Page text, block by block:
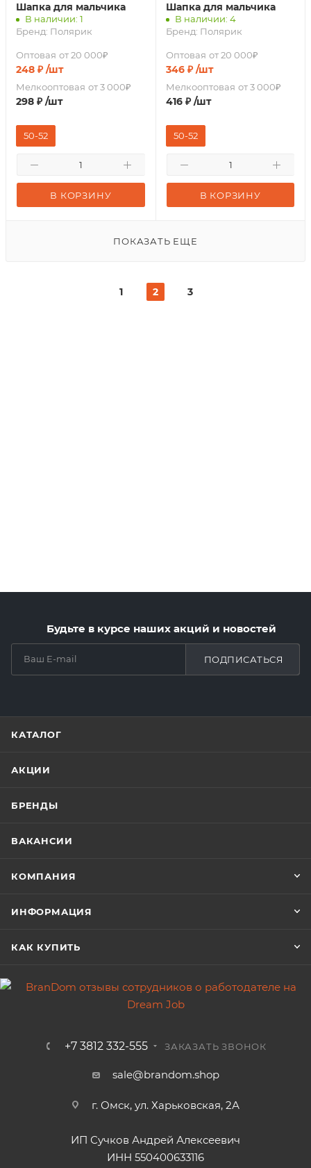
Шапка для мальчика
В наличии: 1
Бренд: Полярик
Оптовая от 20 000₽
248 ₽ /шт
Мелкооптовая от 3 000₽
298 ₽ /шт
В КОРЗИНУ
50-52
Шапка для мальчика
В наличии: 4
Бренд: Полярик
Оптовая от 20 000₽
346₽ /шт
Мелкооптовая от 3 000₽
416₽ /шт
В КОРЗИНУ
50-52
ПОКАЗАТЬ ЕЩЕ
1 2 3
Будьте в курсе наших акций и новостей
ПОДПИСАТЬСЯ
КАТАЛОГ
АКЦИИ
БРЕНДЫ
ВАКАНСИИ
КОМПАНИЯ
ИНФОРМАЦИЯ
КАК КУПИТЬ
+7 3812 332-555 ЗАКАЗАТЬ ЗВОНОК
sale@brandom.shop
г. Омск, ул. Харьковская, 2А
ИП Сучков Андрей Алексеевич
ИНН 550400633116